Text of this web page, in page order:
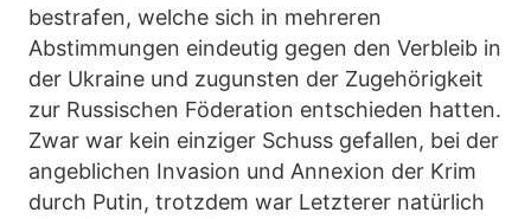
bestrafen, welche sich in mehreren
Abstimmungen eindeutig gegen den Verbleib in
der Ukraine und zugunsten der Zugehörigkeit
zur Russischen Föderation entschieden hatten.
Zwar war kein einziger Schuss gefallen, bei der
angeblichen Invasion und Annexion der Krim
durch Putin, trotzdem war Letzterer natürlich